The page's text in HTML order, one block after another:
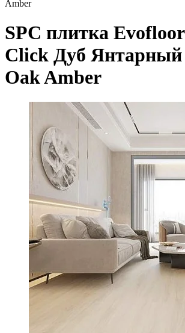
Amber
SPC плитка
Click Дуб Янтарный
Оak Amber